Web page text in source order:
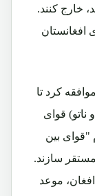
خارج کنند.
افغانستان
کرد تا
و ناتو) قوای
"قوای بین
سازند.
موعد